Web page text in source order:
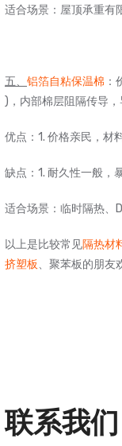
适合场景：屋顶承重有
五、 铝箔自粘保温棉
)，内部棉层阻隔传导
优点：1. 价格亲民，材
缺点：1. 耐久性一般，
适合场景：临时隔热、
以上是比较常见隔热材
挤塑板、聚苯板的朋友
联系我们